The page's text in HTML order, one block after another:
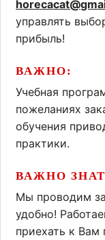
управлять
прибыль!
ВАЖНО:
Учебная
пожеланиях
обучения
практики.
ВАЖНО
Мы проводим
удобно!
приехать к